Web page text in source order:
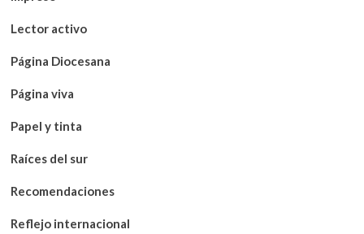
Lector activo
Página Diocesana
Página viva
Papel y tinta
Raíces del sur
Recomendaciones
Reflejo internacional